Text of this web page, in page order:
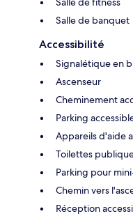
Salle de banquet
Accessibilité
Signalétique en
Ascenseur
Cheminement
Parking
Appareils d'aide
Toilettes
Parking pour
Chemin vers
Réception